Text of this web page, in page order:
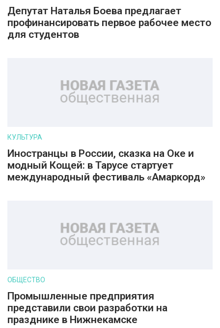
Депутат Наталья Боева предлагает
профинансировать первое рабочее место
для студентов
КУЛЬТУРА
Иностранцы в России, сказка на Оке и
модный Кощей: в Тарусе стартует
международный фестиваль «Амаркорд»
ОБЩЕСТВО
Промышленные предприятия
представили свои разработки на
празднике в Нижнекамске